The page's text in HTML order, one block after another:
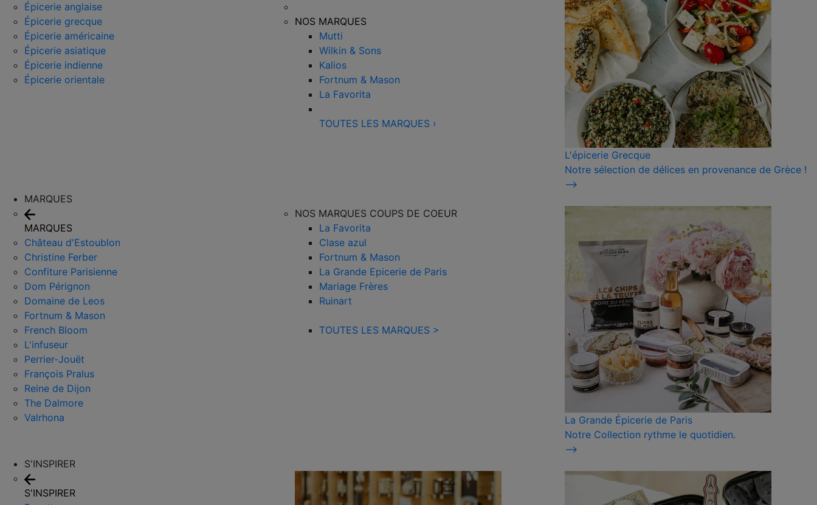
Épicerie anglaise
Épicerie grecque
Épicerie américaine
Épicerie asiatique
Épicerie indienne
Épicerie orientale
NOS MARQUES
Mutti
Wilkin & Sons
Kalios
Fortnum & Mason
La Favorita
TOUTES LES MARQUES ›
L'épicerie Grecque
Notre sélection de délices en provenance de Grèce !
⟶
MARQUES
MARQUES
Château d'Estoublon
Christine Ferber
Confiture Parisienne
Dom Pérignon
Domaine de Leos
Fortnum & Mason
French Bloom
L'infuseur
Perrier-Jouët
François Pralus
Reine de Dijon
The Dalmore
Valrhona
NOS MARQUES COUPS DE COEUR
La Favorita
Clase azul
Fortnum & Mason
La Grande Epicerie de Paris
Mariage Frères
Ruinart
TOUTES LES MARQUES >
La Grande Épicerie de Paris
Notre Collection rythme le quotidien.
⟶
S'INSPIRER
S'INSPIRER